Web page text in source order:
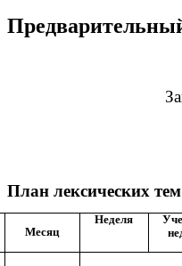
План лексических
Месяц
Неделя